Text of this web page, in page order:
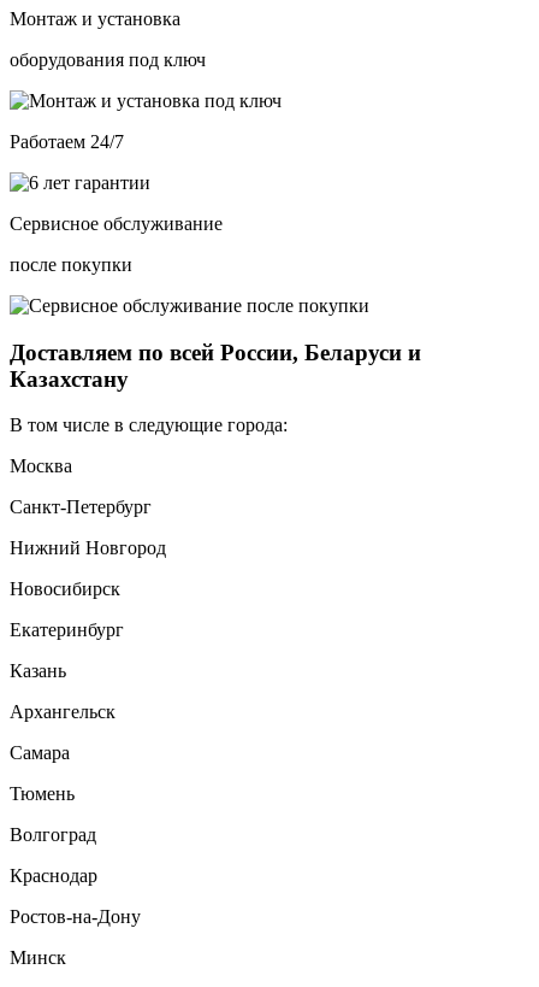
Монтаж и установка
оборудования под ключ
Работаем 24/7
Сервисное обслуживание
после покупки
Доставляем по всей России, Беларуси и
Казахстану
В том числе в следующие города:
Москва
Санкт-Петербург
Нижний Новгород
Новосибирск
Екатеринбург
Казань
Архангельск
Самара
Тюмень
Волгоград
Краснодар
Ростов-на-Дону
Минск